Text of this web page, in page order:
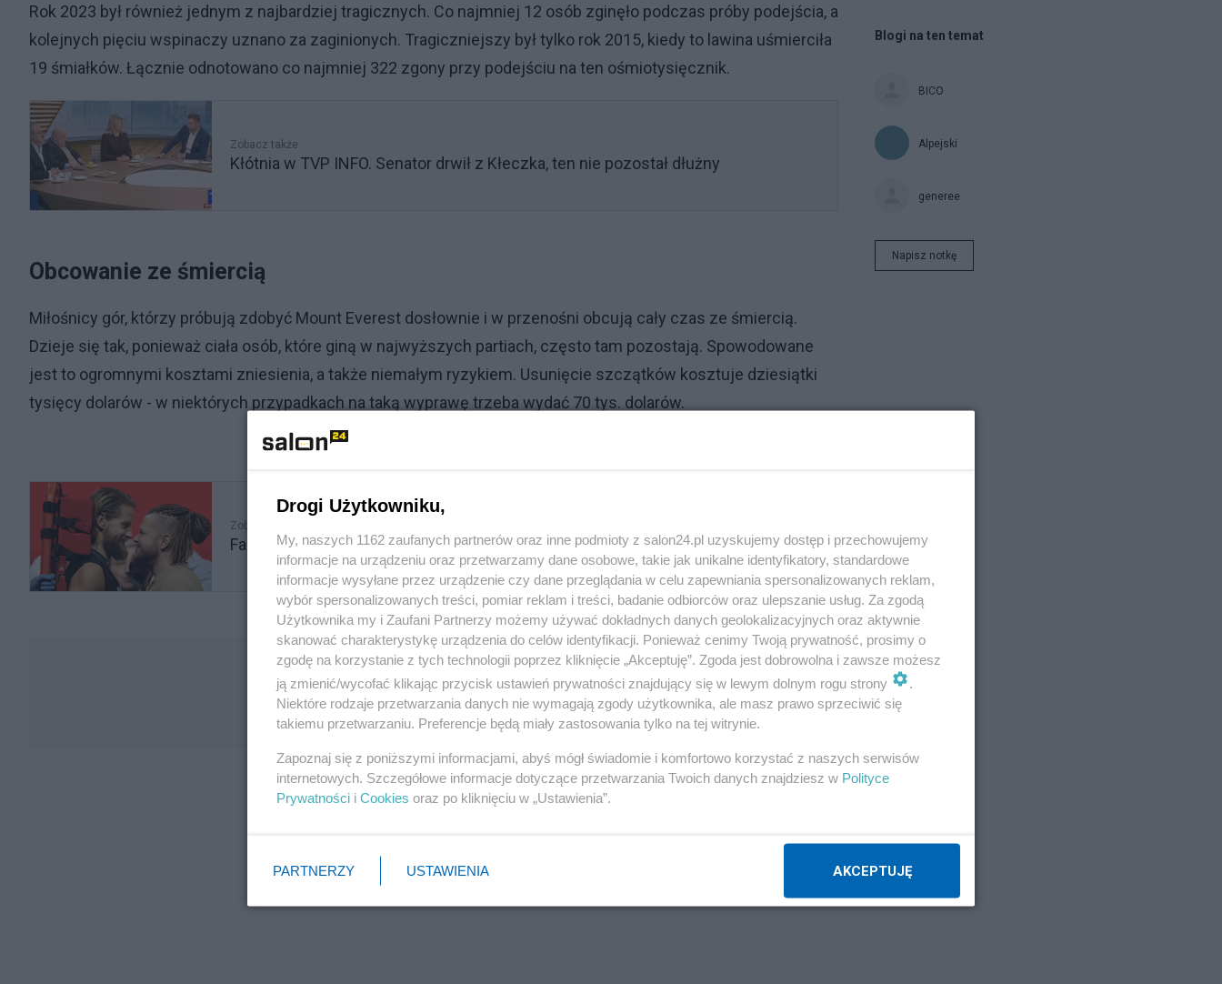
Rok 2023 był również jednym z najbardziej tragicznych. Co najmniej 12 osób zginęło podczas próby podejścia, a
kolejnych pięciu wspinaczy uznano za zaginionych. Tragiczniejszy był tylko rok 2015, kiedy to lawina uśmierciła
19 śmiałków. Łącznie odnotowano co najmniej 322 zgony przy podejściu na ten ośmiotysięcznik.
Zobacz także
Kłótnia w TVP INFO. Senator drwił z Kłeczka, ten nie pozostał dłużny
Obcowanie ze śmiercią
Miłośnicy gór, którzy próbują zdobyć Mount Everest dosłownie i w przenośni obcują cały czas ze śmiercią.
Dzieje się tak, ponieważ ciała osób, które giną w najwyższych partiach, często tam pozostają. Spowodowane
jest to ogromnymi kosztami zniesienia, a także niemałym ryzykiem. Usunięcie szczątków kosztuje dziesiątki
tysięcy dolarów - w niektórych przypadkach na taką wyprawę trzeba wydać 70 tys. dolarów.
Zobacz także
Fabijański zagrał rolę życia. Schodził z areny przy wrzasku wyzwisk
Blogi na ten temat
BICO
Alpejski
generee
Napisz notkę
Drogi Użytkowniku,
My, naszych 1162 zaufanych partnerów oraz inne podmioty z salon24.pl uzyskujemy dostęp i przechowujemy
informacje na urządzeniu oraz przetwarzamy dane osobowe, takie jak unikalne identyfikatory, standardowe
informacje wysyłane przez urządzenie czy dane przeglądania w celu zapewniania spersonalizowanych reklam,
wybór spersonalizowanych treści, pomiar reklam i treści, badanie odbiorców oraz ulepszanie usług. Za zgodą
Użytkownika my i Zaufani Partnerzy możemy używać dokładnych danych geolokalizacyjnych oraz aktywnie
skanować charakterystykę urządzenia do celów identyfikacji. Ponieważ cenimy Twoją prywatność, prosimy o
zgodę na korzystanie z tych technologii poprzez kliknięcie „Akceptuję”. Zgoda jest dobrowolna i zawsze możesz
ją zmienić/wycofać klikając przycisk ustawień prywatności znajdujący się w lewym dolnym rogu strony
.
Niektóre rodzaje przetwarzania danych nie wymagają zgody użytkownika, ale masz prawo sprzeciwić się
takiemu przetwarzaniu. Preferencje będą miały zastosowania tylko na tej witrynie.
Zapoznaj się z poniższymi informacjami, abyś mógł świadomie i komfortowo korzystać z naszych serwisów
internetowych. Szczegółowe informacje dotyczące przetwarzania Twoich danych znajdziesz w Polityce
Prywatności i Cookies oraz po kliknięciu w „Ustawienia”.
PARTNERZY USTAWIENIA AKCEPTUJĘ